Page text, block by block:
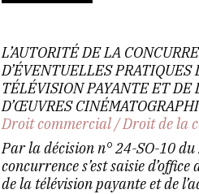
L’AUTORITÉ DE LA
D’ÉVENTUELLES
TÉLÉVISION PAYANTE ET DE
D’ŒUVRES
Droit commercial/Droit de la
Par la décision n° 24-SO-10
concurrence s’est saisie
de la télévision payante et de